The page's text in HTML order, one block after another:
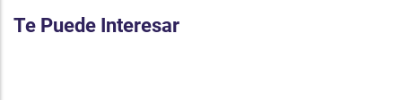
Te Puede Interesar